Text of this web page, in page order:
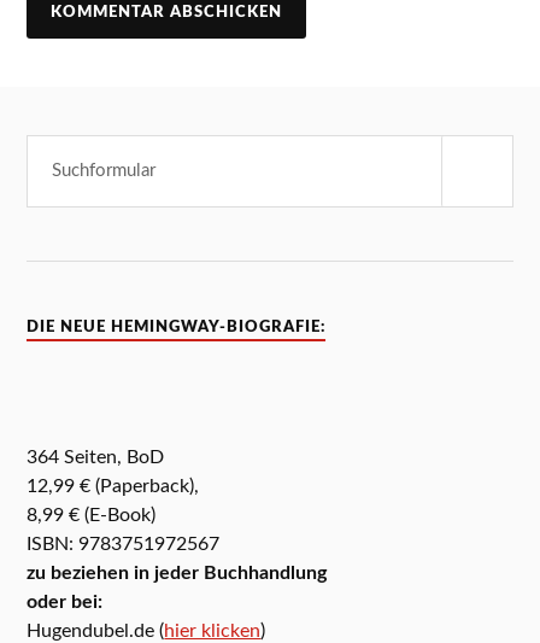
DIE NEUE HEMINGWAY-BIOGRAFIE:
364 Seiten, BoD
12,99 € (Paperback),
8,99 € (E-Book)
ISBN: 9783751972567
zu beziehen in jeder Buchhandlung
oder bei:
Hugendubel.de (hier klicken)